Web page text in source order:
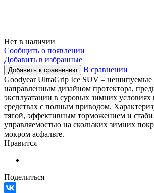
Нет в наличии
Сообщить о появлении
Добавить в избранные
Добавить к сравнению
В сравнении
Goodyear UltraGrip Ice SUV –
направленным дизайном протектора,
эксплуатации в суровых зимних условиях
средствах с полным приводом.
тягой, эффективным торможением и
управляемостью на скользких зимних
мокром асфальте.
Нравится
Поделиться